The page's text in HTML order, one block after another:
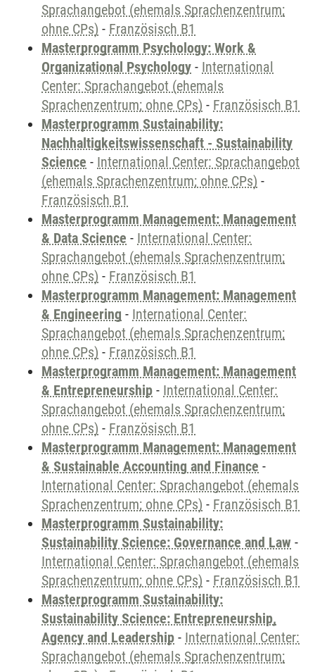
Sprachangebot (ehemals Sprachenzentrum;
ohne CPs) - Französisch B1
Masterprogramm Psychology: Work &
Organizational Psychology - International
Center: Sprachangebot (ehemals
Sprachenzentrum; ohne CPs) - Französisch B1
Masterprogramm Sustainability:
Nachhaltigkeitswissenschaft - Sustainability
Science - International Center: Sprachangebot
(ehemals Sprachenzentrum; ohne CPs) -
Französisch B1
Masterprogramm Management: Management
& Data Science - International Center:
Sprachangebot (ehemals Sprachenzentrum;
ohne CPs) - Französisch B1
Masterprogramm Management: Management
& Engineering - International Center:
Sprachangebot (ehemals Sprachenzentrum;
ohne CPs) - Französisch B1
Masterprogramm Management: Management
& Entrepreneurship - International Center:
Sprachangebot (ehemals Sprachenzentrum;
ohne CPs) - Französisch B1
Masterprogramm Management: Management
& Sustainable Accounting and Finance -
International Center: Sprachangebot (ehemals
Sprachenzentrum; ohne CPs) - Französisch B1
Masterprogramm Sustainability:
Sustainability Science: Governance and Law -
International Center: Sprachangebot (ehemals
Sprachenzentrum; ohne CPs) - Französisch B1
Masterprogramm Sustainability:
Sustainability Science: Entrepreneurship,
Agency and Leadership - International Center:
Sprachangebot (ehemals Sprachenzentrum;